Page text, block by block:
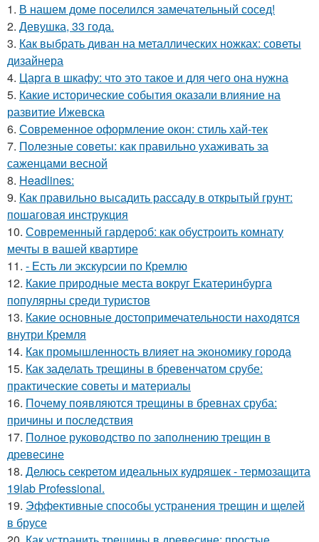
1. В нашем доме поселился замечательный сосед!
2. Девушка, 33 года.
3. Как выбрать диван на металлических ножках: советы
дизайнера
4. Царга в шкафу: что это такое и для чего она нужна
5. Какие исторические события оказали влияние на
развитие Ижевска
6. Современное оформление окон: стиль хай-тек
7. Полезные советы: как правильно ухаживать за
саженцами весной
8. Headlines:
9. Как правильно высадить рассаду в открытый грунт:
пошаговая инструкция
10. Современный гардероб: как обустроить комнату
мечты в вашей квартире
11. - Есть ли экскурсии по Кремлю
12. Какие природные места вокруг Екатеринбурга
популярны среди туристов
13. Какие основные достопримечательности находятся
внутри Кремля
14. Как промышленность влияет на экономику города
15. Как заделать трещины в бревенчатом срубе:
практические советы и материалы
16. Почему появляются трещины в бревнах сруба:
причины и последствия
17. Полное руководство по заполнению трещин в
древесине
18. Делюсь секретом идеальных кудряшек - термозащита
19lab Professional.
19. Эффективные способы устранения трещин и щелей
в брусе